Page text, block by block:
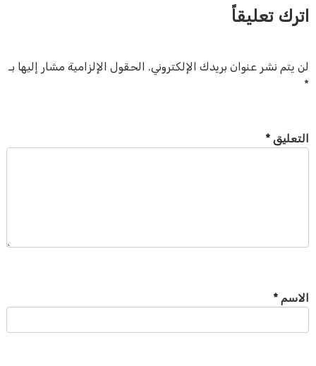
اترك تعليقاً
لن يتم نشر عنوان بريدك الإلكتروني. الحقول الإلزامية مشار إليها بـ
*
التعليق *
الاسم *